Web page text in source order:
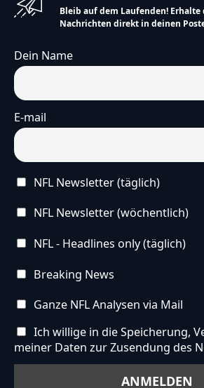
Bleib auf dem Laufenden! Erhalte
Nachrichten direkt in deinen
Dein Name
E-mail
NFL Newsletter (täglich)
NFL Newsletter (wöchentlich)
NFL - Headlines only (täglich)
Breaking News
Ganze NFL Analysen via Mail
Ich willige in die Speicherung,
meiner Daten zur Zusendung des